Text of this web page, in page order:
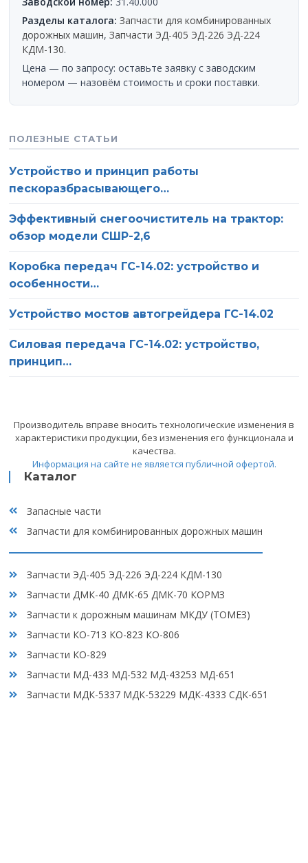
О компании
Статьи
Отзывы
Контакты
Ваше имя
Ваш телефон
конфиденциальности
Каталог
Запасные части
Запчасти для комбинированных дорожных машин
Запчасти ЭД-405 ЭД-226 ЭД-224 КДМ-130
Запчасти ДМК-40 ДМК-65 ДМК-70 КОРМЗ
Запчасти к дорожным машинам МКДУ (ТОМЕЗ)
Запчасти КО-713 КО-823 КО-806
Запчасти КО-829
Запчасти МД-433 МД-532 МД-43253 МД-651
Запчасти МДК-5337 МДК-53229 МДК-4333 СДК-651
Разделы каталога: Запчасти для комбинированных
дорожных машин,Запчасти ЭД-405 ЭД-226 ЭД-224
КДМ-130.
Цена — по запросу: оставьте заявку с заводским
номером — назовём стоимость и сроки поставки.
ПОЛЕЗНЫЕ СТАТЬИ
Устройство и принцип работы
пескоразбрасывающего…
Эффективный снегоочиститель на трактор:
обзор модели СШР-2,6
Коробка передач ГС-14.02: устройство и
особенности…
Устройство мостов автогрейдера ГС-14.02
Силовая передача ГС-14.02: устройство,
принцип…
Производитель вправе вносить технологические изменения в
характеристики продукции, без изменения его функционала и
качества.
Информация на сайте не является публичной офертой.